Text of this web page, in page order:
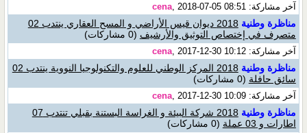
آخر مشاركة: cena, 2018-07-05 08:51
مناظرة وطنية
2018 ديوان قيس الأراضي و المسح العقاري ينتدب 02
متصرف في إختصاص التوثيق والأرشيف (0 مشاركات)
آخر مشاركة: cena, 2017-12-30 10:12
مناظرة وطنية
2018 المركز الوطني للعلوم والتكنولوجيا النووية ينتدب 02
سائق حافلة (0 مشاركات)
آخر مشاركة: cena, 2017-12-30 10:09
مناظرة وطنية
2018 شركة البيئة و الغراسة البستنة بقبلي تنتدب 07
اطارات و 03 عملة
(0 مشاركات)